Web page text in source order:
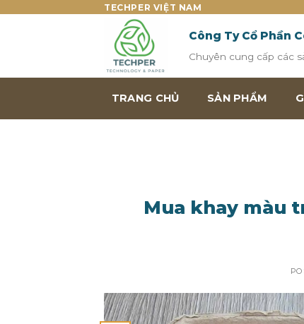
TECHPER VIỆT NAM
Công Ty Cổ Phần
Chuyên cung cấp các
TRANG CHỦ SẢN PHẨM
Mua khay màu